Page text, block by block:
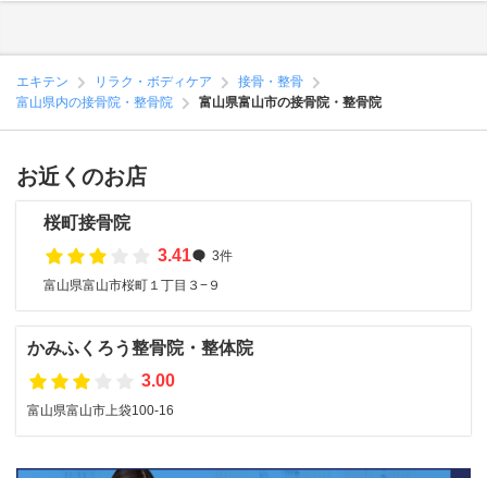
エキテン リラク・ボディケア
接骨・整骨
富山県内の接骨院・整骨院
富山県富山市の接骨院・整骨院
お近くのお店
桜町接骨院
3.41
3件
富山県富山市桜町１丁目３−９
かみふくろう整骨院・整体院
3.00
富山県富山市上袋100-16